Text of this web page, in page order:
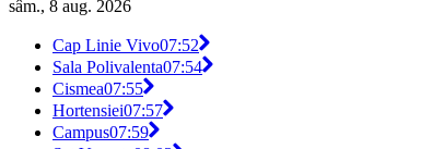
sâm., 8 aug. 2026
Cap Linie Vivo07:52
Sala Polivalenta07:54
Cismea07:55
Hortensiei07:57
Campus07:59